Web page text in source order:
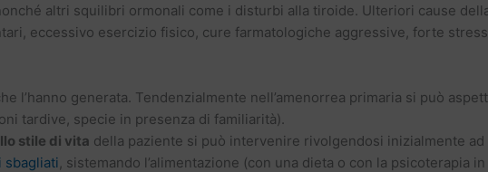
altri squilibri ormonali come i disturbi alla tiroide. Ulteriori cause
eccessivo esercizio fisico, cure farmatologiche aggressive, forte
l’hanno generata. Tendenzialmente nell’amenorrea primaria si può
tardive, specie in presenza di familiarità).
stile di vita della paziente si può intervenire rivolgendosi inizialmente
sbagliati , sistemando l’alimentazione (con una dieta o con la psicoterapia